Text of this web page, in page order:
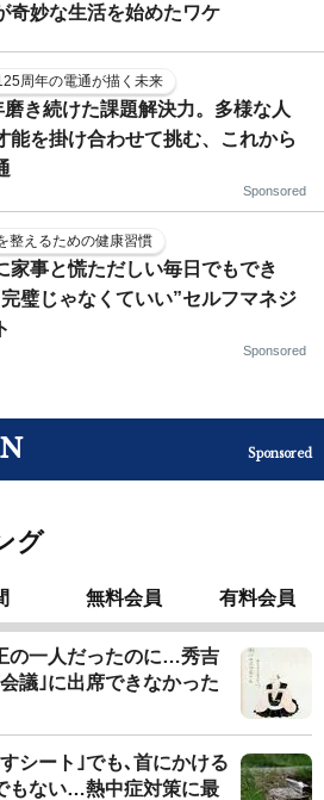
奇妙な生活を始めたワケ
周年の電通が描く未来
磨き続けた課題解決力。多様な人
能を掛け合わせて挑む、これから
Sponsored
整えるための健康習慣
家事と慌ただしい毎日でもでき
璧じゃなくていい”セルフマネジ
Sponsored
Sponsored
グ
無料会員 有料会員
の一人だったのに…秀吉
議｣に出席できなかった
シート｣でも､首にかける
もない…熱中症対策に最